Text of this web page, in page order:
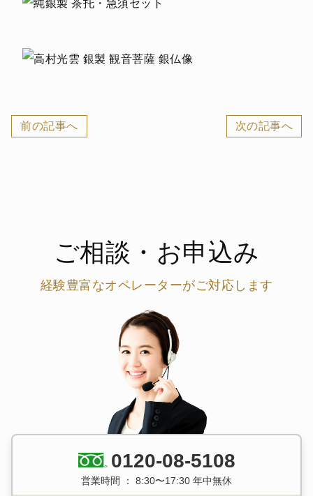
前の記事へ 次の記事へ
ご相談・お申込み
経験豊富なオペレーターがご対応します
0120-08-5108
営業時間 ： 8:30〜17:30 年中無休